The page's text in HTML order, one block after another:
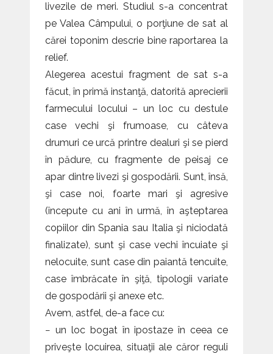
livezile de meri. Studiul s-a concentrat
pe Valea Câmpului, o porţiune de sat al
cărei toponim descrie bine raportarea la
relief.
Alegerea acestui fragment de sat s-a
făcut, în primă instanţă, datorită aprecierii
farmecului locului – un loc cu destule
case vechi şi frumoase, cu câteva
drumuri ce urcă printre dealuri şi se pierd
în pădure, cu fragmente de peisaj ce
apar dintre livezi şi gospodării. Sunt, însă,
şi case noi, foarte mari şi agresive
(începute cu ani în urmă, în aşteptarea
copiilor din Spania sau Italia şi niciodată
finalizate), sunt şi case vechi încuiate şi
nelocuite, sunt case din paiantă tencuite,
case îmbrăcate în şiţă, tipologii variate
de gospodării şi anexe etc.
Avem, astfel, de-a face cu:
− un loc bogat în ipostaze în ceea ce
priveşte locuirea, situaţii ale căror reguli